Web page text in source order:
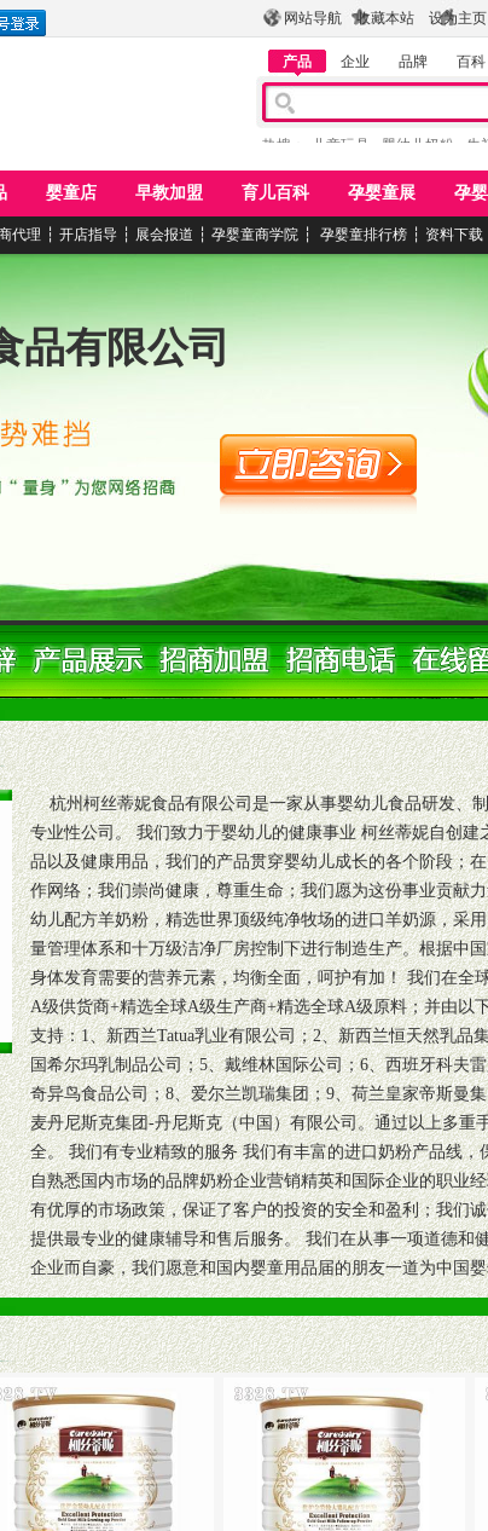
网站导航 收藏本站 设为主页
产品 企业 品牌 百科
热搜： 儿童玩具 婴幼儿奶粉 牛
婴童店 早教加盟 育儿百科 孕婴童展 孕
代理 ┆ 开店指导 ┆ 展会报道 ┆ 孕婴童商学院 ┆ 孕婴童排行榜 ┆ 资料下载
品有限公司
杭州柯丝蒂妮食品有限公司是一家从事婴幼儿食品研发、
专业性公司。 我们致力于婴幼儿的健康事业 柯丝蒂妮自创
品以及健康用品，我们的产品贯穿婴幼儿成长的各个阶段；
作网络；我们崇尚健康，尊重生命；我们愿为这份事业贡献
幼儿配方羊奶粉，精选世界顶级纯净牧场的进口羊奶源，采
量管理体系和十万级洁净厂房控制下进行制造生产。根据中
身体发育需要的营养元素，均衡全面，呵护有加！ 我们在全
A级供货商+精选全球A级生产商+精选全球A级原料；并由以
支持：1、新西兰Tatua乳业有限公司；2、新西兰恒天然乳品
国希尔玛乳制品公司；5、戴维林国际公司；6、西班牙科夫
奇异鸟食品公司；8、爱尔兰凯瑞集团；9、荷兰皇家帝斯曼
麦丹尼斯克集团-丹尼斯克（中国）有限公司。通过以上多重
全。 我们有专业精致的服务 我们有丰富的进口奶粉产品线
自熟悉国内市场的品牌奶粉企业营销精英和国际企业的职业
有优厚的市场政策，保证了客户的投资的安全和盈利；我们
提供最专业的健康辅导和售后服务。 我们在从事一项道德和
企业而自豪，我们愿意和国内婴童用品届的朋友一道为中国